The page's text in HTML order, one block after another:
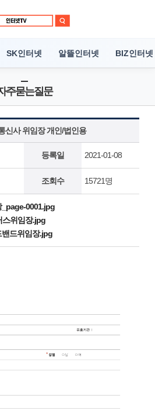
SK인터넷 알뜰인터넷 BIZ인터넷
주묻는질문
신사 위임장 개인/법인용
등록일 2021-01-08
조회수 15721명
_page-0001.jpg
스위임장.jpg
밴드위임장.jpg